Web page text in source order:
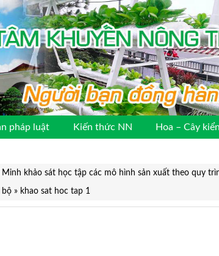
pháp luật Kiến thức NN Hoa – Cây
khảo sát học tập các mô hình sản xuất theo quy
bộ» khao sat hoc tap 1